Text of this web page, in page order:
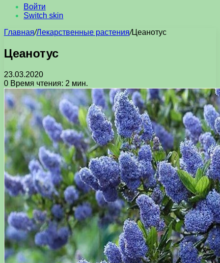
Войти
Switch skin
Главная/Лекарственные растения/Цеанотус
Цеанотус
23.03.2020
0 Время чтения: 2 мин.